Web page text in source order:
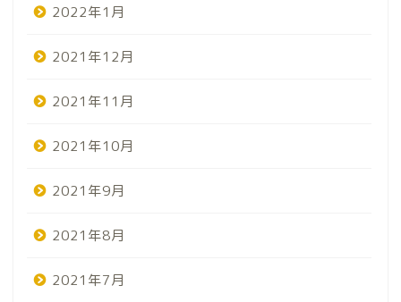
2022年1月
2021年12月
2021年11月
2021年10月
2021年9月
2021年8月
2021年7月